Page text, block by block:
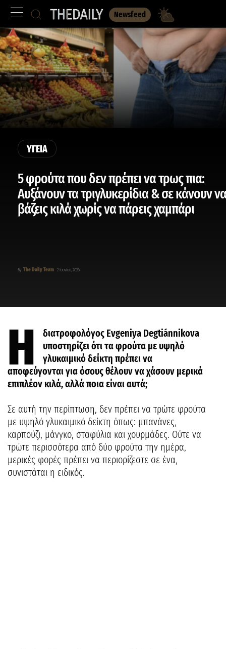
Newsfeed
ΥΓΕΙΑ
5 φρούτα που δεν πρέπει να τρως πια:
Αυξάνουν τα τριγλυκερίδια & σε κάνουν να
βάζεις κιλά χωρίς να πάρεις χαμπάρι
By The Daily Team 2 Ιουνίου, 2026
Η
διατροφολόγος Evgeniya Degtiánnikova
υποστηρίζει ότι τα φρούτα με υψηλό
γλυκαιμικό δείκτη πρέπει να
αποφεύγονται για όσους θέλουν να χάσουν μερικά
επιπλέον κιλά, αλλά ποια είναι αυτά;
Σε αυτή την περίπτωση, δεν πρέπει να τρώτε φρούτα
με υψηλό γλυκαιμικό δείκτη όπως: μπανάνες,
καρπούζι, μάνγκο, σταφύλια και χουρμάδες. Ούτε να
τρώτε περισσότερα από δύο φρούτα την ημέρα,
μερικές φορές πρέπει να περιορίζεστε σε ένα,
συνιστάται η ειδικός.